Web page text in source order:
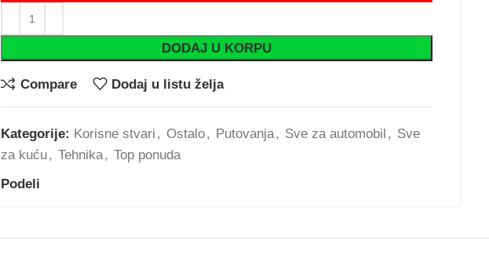
DODAJ U KORPU
Compare Dodaj u listu želja
Kategorije: Korisne stvari , Ostalo, Putovanja, Sve za automobil , Sve
za kuću, Tehnika, Top ponuda
Podeli